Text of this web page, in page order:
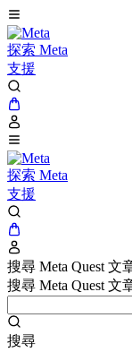
探索 Meta
支援
探索 Meta
支援
搜尋 Meta Quest 文
搜尋 Meta Quest 文
搜尋